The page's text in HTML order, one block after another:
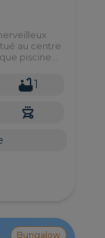
au centre
piscine
1
Bungalow